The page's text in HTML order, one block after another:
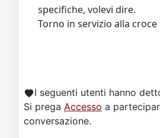
specifiche, volevi dire.
Torno in servizio alla croce
I seguenti utenti hanno
Si prega Accesso a
conversazione.